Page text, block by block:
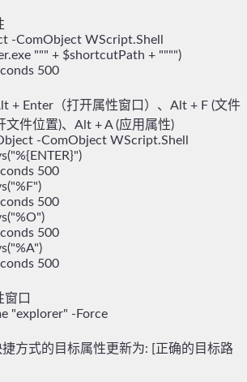
-ComObject WScript.Shell
""" + $shortcutPath + """")
500
+ Enter（打开属性窗口）、Alt + F (文件
文件位置)、Alt + A (应用属性)
-ComObject WScript.Shell
500
500
500
500
窗口
"explorer" -Force
方式的目标属性更新为: [正确的目标路